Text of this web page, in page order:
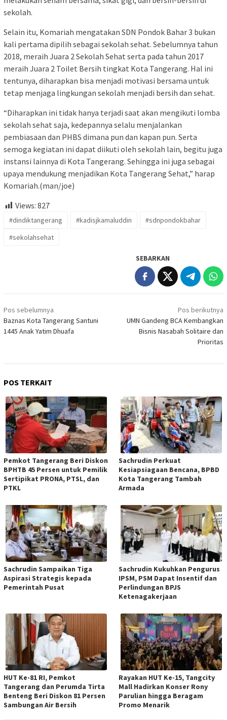
sekolah.
Selain itu, Komariah mengatakan SDN Pondok Bahar 3 bukan
kali pertama dipilih sebagai sekolah sehat. Sebelumnya tahun
2018, meraih Juara 2 Sekolah Sehat serta pada tahun 2017
meraih Juara 2 Toilet Bersih tingkat Kota Tangerang. Hal ini
tentunya, diharapkan bisa menjadi motivasi bersama untuk
tetap menjaga lingkungan sekolah menjadi bersih dan sehat.
“Diharapkan ini tidak hanya terjadi saat akan mengikuti lomba
sekolah sehat saja, kedepannya selalu menjalankan
pembiasaan dan PHBS dimana pun dan kapan pun. Serta
semoga kegiatan ini dapat diikuti oleh sekolah lain, begitu juga
instansi lainnya di Kota Tangerang. Sehingga ini juga sebagai
upaya mendukung menjadikan Kota Tangerang Sehat,” harap
Komariah.(man/joe)
Views: 827
#dindiktangerang #kadisjkamaluddin
#sdnpondokbahar
#sekolahsehat
SEBARKAN
Navigasi
pos
Pos sebelumnya
Baznas Kota Tangerang Santuni
1445 Anak Yatim Dhuafa
Pos berikutnya
UMN Gandeng BCA Kembangkan
Bisnis Nasabah Solitaire dan
Prioritas
POS TERKAIT
Pemkot Tangerang Beri Diskon
BPHTB 45 Persen untuk Pemilik
Sertipikat PRONA, PTSL, dan
PTKL
Sachrudin Perkuat
Kesiapsiagaan Bencana, BPBD
Kota Tangerang Tambah
Armada
Sachrudin Sampaikan Tiga
Aspirasi Strategis kepada
Pemerintah Pusat
Sachrudin Kukuhkan Pengurus
IPSM, PSM Dapat Insentif dan
Perlindungan BPJS
Ketenagakerjaan
HUT Ke-81 RI, Pemkot
Tangerang dan Perumda Tirta
Benteng Beri Diskon 81 Persen
Sambungan Air Bersih
Rayakan HUT Ke-15, Tangcity
Mall Hadirkan Konser Rony
Parulian hingga Beragam
Promo Menarik